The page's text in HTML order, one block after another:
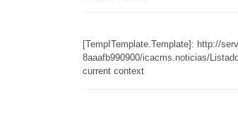
[TempITemplate.Template]: http://
8aaafb990900/icacms.noticias/
current context